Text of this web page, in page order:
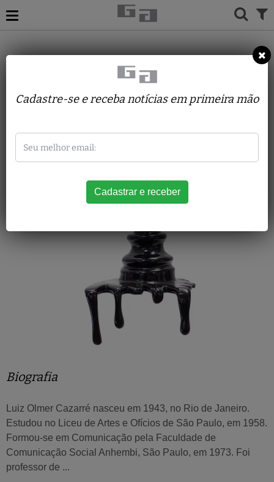
Luiz Olmer Cazarré
Biografia
Luiz Olmer Cazarré nasceu em 1943, no Rio de Janeiro.
Estudou no Liceu de Artes e Ofícios de São Paulo, em 1958.
Formou-se em Comunicação pela Faculdade de
Comunicação Social Anhembi, São Paulo, em 1973. Foi
professor de ...
Cadastre-se e receba notícias em primeira mão